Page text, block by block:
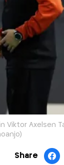
Viktor Axelsen
Share